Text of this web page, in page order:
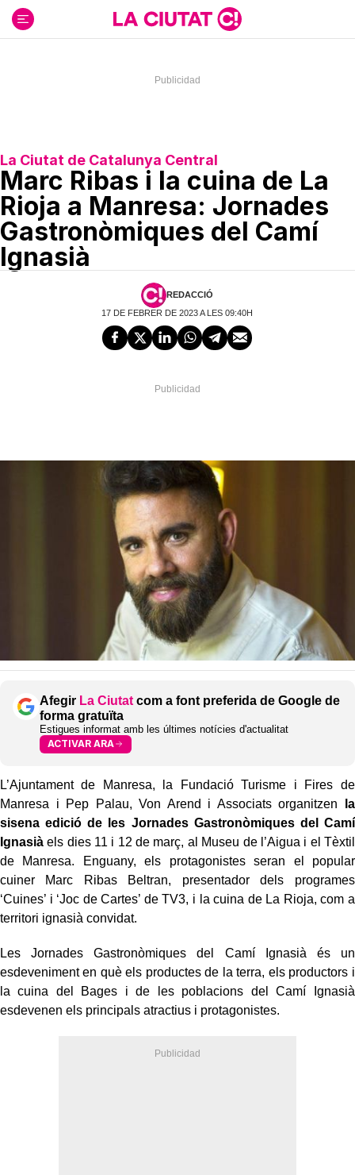
contenido
La Ciutat de Catalunya Central
Marc Ribas i la cuina de La
Rioja a Manresa: Jornades
Gastronòmiques del Camí
Ignasià
REDACCIÓ
17 DE FEBRER DE 2023 A LES 09:40H
Afegir La Ciutat com a font preferida de Google de
forma gratuïta
Estigues informat amb les últimes notícies d'actualitat
ACTIVAR ARA
L’Ajuntament de Manresa, la Fundació Turisme i Fires de
Manresa i Pep Palau, Von Arend i Associats organitzen la
sisena edició de les Jornades Gastronòmiques del Camí
Ignasià els dies 11 i 12 de març, al Museu de l’Aigua i el Tèxtil
de Manresa. Enguany, els protagonistes seran el popular
cuiner Marc Ribas Beltran, presentador dels programes
‘Cuines’ i ‘Joc de Cartes’ de TV3, i la cuina de La Rioja, com a
territori ignasià convidat.
Les Jornades Gastronòmiques del Camí Ignasià és un
esdeveniment en què els productes de la terra, els productors i
la cuina del Bages i de les poblacions del Camí Ignasià
esdevenen els principals atractius i protagonistes.